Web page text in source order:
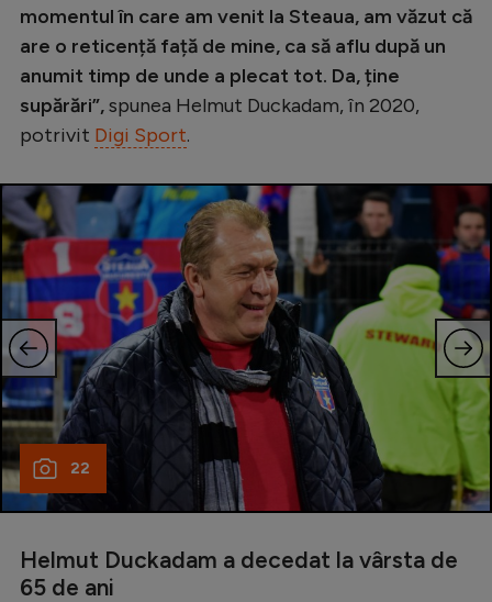
momentul în care am venit la Steaua, am văzut că
are o reticență față de mine, ca să aflu după un
anumit timp de unde a plecat tot. Da, ține
supărări”,spunea Helmut Duckadam, în 2020,
potrivit Digi Sport.
22
Helmut Duckadam a decedat la vârsta de
65 de ani